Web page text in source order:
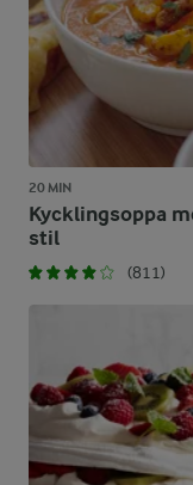
20 MIN
Kycklingsoppa
stil
(811)